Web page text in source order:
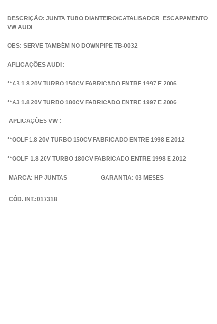
DESCRIÇÃO: JUNTA TUBO DIANTEIRO/CATALISADOR ESCAPAMENTO
VW AUDI
OBS: SERVE TAMBÉM NO DOWNPIPE TB-0032
APLICAÇÕES AUDI :
**A3 1.8 20V TURBO 150CV FABRICADO ENTRE 1997 E 2006
**A3 1.8 20V TURBO 180CV FABRICADO ENTRE 1997 E 2006
APLICAÇÕES VW :
**GOLF 1.8 20V TURBO 150CV FABRICADO ENTRE 1998 E 2012
**GOLF 1.8 20V TURBO 180CV FABRICADO ENTRE 1998 E 2012
MARCA: HP JUNTAS GARANTIA: 03 MESES
CÓD. INT.:017318